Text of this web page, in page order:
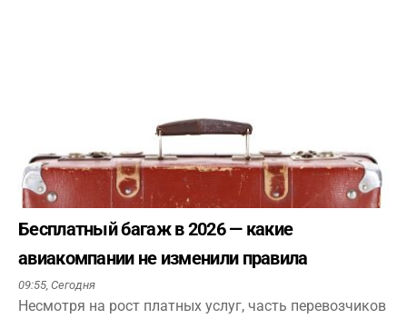
Бесплатный багаж в 2026 — какие
авиакомпании не изменили правила
09:55, Сегодня
Несмотря на рост платных услуг, часть перевозчиков